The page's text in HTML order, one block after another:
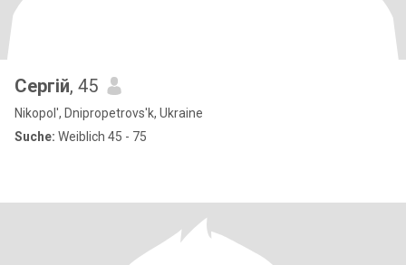
Сергій, 45
Nikopol', Dnipropetrovs'k, Ukraine
Suche: Weiblich 45 - 75